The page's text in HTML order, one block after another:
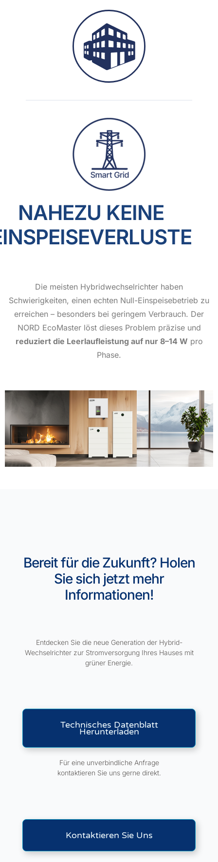
NAHEZU KEINE
EINSPEISEVERLUSTE
Die meisten Hybridwechselrichter haben
Schwierigkeiten, einen echten Null-Einspeisebetrieb zu
erreichen – besonders bei geringem Verbrauch. Der
NORD EcoMaster löst dieses Problem präzise und
reduziert die Leerlaufleistung auf nur 8–14 W pro
Phase.
Bereit für die Zukunft? Holen
Sie sich jetzt mehr
Informationen!
Entdecken Sie die neue Generation der Hybrid-
Wechselrichter zur Stromversorgung Ihres Hauses mit
grüner Energie.
Technisches Datenblatt
Herunterladen
Für eine unverbindliche Anfrage
kontaktieren Sie uns gerne direkt.
Kontaktieren Sie Uns